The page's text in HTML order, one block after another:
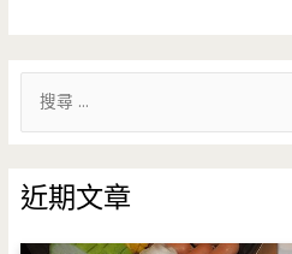
鍵
字
近期文章